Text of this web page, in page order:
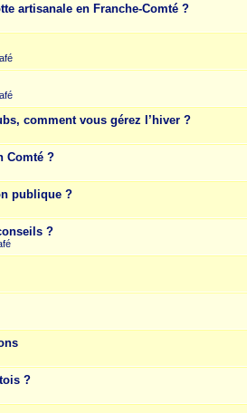
artisanale en Franche-Comté ?
comment vous gérez l’hiver ?
Comté ?
publique ?
?
?